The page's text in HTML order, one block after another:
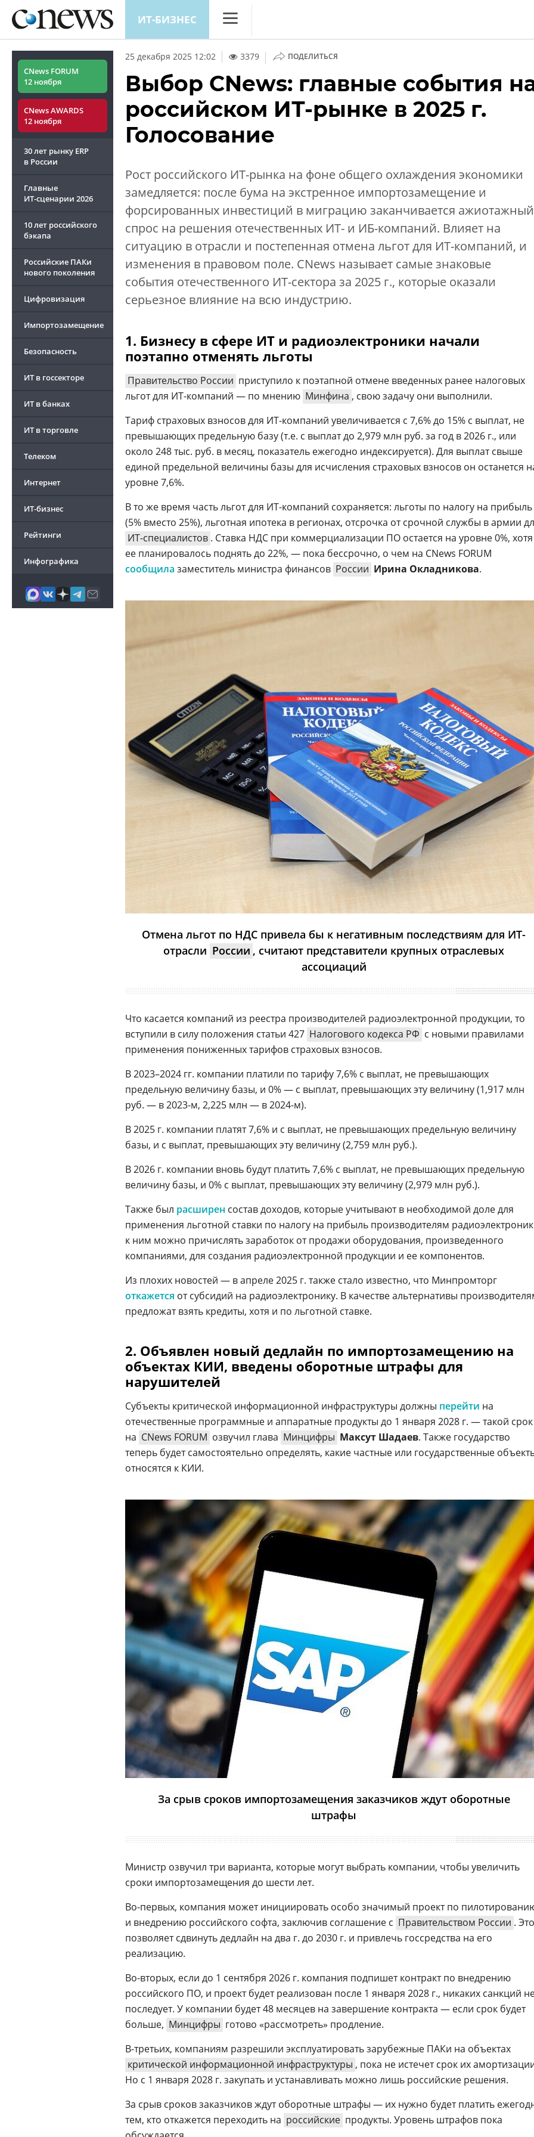
ИТ-БИЗНЕС
Конференции
Маркет
Техника
CNews FORUM
12 ноября
CNews AWARDS
12 ноября
30 лет рынку ERP
в России
Главные
ИТ-сценарии 2026
10 лет российского
бэкапа
Российские ПАКи
нового поколения
Цифровизация
Импортозамещение
Безопасность
ИТ в госсекторе
ИТ в банках
ИТ в торговле
Телеком
Интернет
ИТ-бизнес
Рейтинги
Инфографика
25 декабря 2025 12:02 3379 | ПОДЕЛИТЬСЯ
Выбор CNews: главные события
российском ИТ-рынке в 2025 г.
Голосование
Рост российского ИТ-рынка на фоне общего охлаждения экономики
замедляется: после бума на экстренное импортозамещение и
форсированных инвестиций в миграцию заканчивается ажиотажный
спрос на решения отечественных ИТ- и ИБ-компаний. Влияет на
ситуацию в отрасли и постепенная отмена льгот для ИТ-компаний, и
изменения в правовом поле. CNews называет самые знаковые
события отечественного ИТ-сектора за 2025 г., которые оказали
серьезное влияние на всю индустрию.
1. Бизнесу в сфере ИТ и радиоэлектроники начали
поэтапно отменять льготы
Правительство России приступило к поэтапной отмене введенных ранее налоговых
льгот для ИТ-компаний — по мнению Минфина , свою задачу они выполнили.
Тариф страховых взносов для ИТ-компаний увеличивается с 7,6% до 15% с выплат, не
превышающих предельную базу (т.е. с выплат до 2,979 млн руб. за год в 2026 г., или
около 248 тыс. руб. в месяц, показатель ежегодно индексируется). Для выплат свыше
единой предельной величины базы для исчисления страховых взносов он останется
уровне 7,6%.
В то же время часть льгот для ИТ-компаний сохраняется: льготы по налогу на прибыль
(5% вместо 25%), льготная ипотека в регионах, отсрочка от срочной службы в армии
ИТ-специалистов . Ставка НДС при коммерциализации ПО остается на уровне 0%, хотя
ее планировалось поднять до 22%, — пока бессрочно, о чем на CNews FORUM
сообщила заместитель министра финансов России Ирина Окладникова.
Отмена льгот по НДС привела бы к негативным последствиям для ИТ-
отрасли России , считают представители крупных отраслевых
ассоциаций
Что касается компаний из реестра производителей радиоэлектронной продукции, то
вступили в силу положения статьи 427 Налогового кодекса РФ с новыми правилами
применения пониженных тарифов страховых взносов.
В 2023–2024 гг. компании платили по тарифу 7,6% с выплат, не превышающих
предельную величину базы, и 0% — с выплат, превышающих эту величину (1,917 млн
руб. — в 2023-м, 2,225 млн — в 2024-м).
В 2025 г. компании платят 7,6% и с выплат, не превышающих предельную величину
базы, и с выплат, превышающих эту величину (2,759 млн руб.).
В 2026 г. компании вновь будут платить 7,6% с выплат, не превышающих предельную
величину базы, и 0% с выплат, превышающих эту величину (2,979 млн руб.).
Также был расширен состав доходов, которые учитывают в необходимой доле для
применения льготной ставки по налогу на прибыль производителям
к ним можно причислять заработок от продажи оборудования, произведенного
компаниями, для создания радиоэлектронной продукции и ее компонентов.
Из плохих новостей — в апреле 2025 г. также стало известно, что Минпромторг
откажется от субсидий на радиоэлектронику. В качестве альтернативы
предложат взять кредиты, хотя и по льготной ставке.
2. Объявлен новый дедлайн по импортозамещению на
объектах КИИ, введены оборотные штрафы для
нарушителей
Субъекты критической информационной инфраструктуры должны перейти на
отечественные программные и аппаратные продукты до 1 января 2028 г. — такой срок
на CNews FORUM озвучил глава Минцифры Максут Шадаев. Также государство
теперь будет самостоятельно определять, какие частные или государственные
относятся к КИИ.
За срыв сроков импортозамещения заказчиков ждут оборотные
штрафы
Министр озвучил три варианта, которые могут выбрать компании, чтобы увеличить
сроки импортозамещения до шести лет.
Во-первых, компания может инициировать особо значимый проект по
и внедрению российского софта, заключив соглашение с Правительством России . Это
позволяет сдвинуть дедлайн на два г. до 2030 г. и привлечь госсредства на его
реализацию.
Во-вторых, если до 1 сентября 2026 г. компания подпишет контракт по внедрению
российского ПО, и проект будет реализован после 1 января 2028 г., никаких санкций
последует. У компании будет 48 месяцев на завершение контракта — если срок будет
больше, Минцифры готово «рассмотреть» продление.
В-третьих, компаниям разрешили эксплуатировать зарубежные ПАКи на объектах
критической информационной инфраструктуры , пока не истечет срок их
Но с 1 января 2028 г. закупать и устанавливать можно лишь российские решения.
За срыв сроков заказчиков ждут оборотные штрафы — их нужно будет платить
тем, кто откажется переходить на российские продукты. Уровень штрафов пока